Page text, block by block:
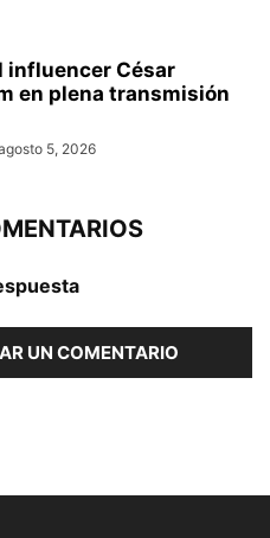
influencer César
en plena transmisión
5, 2026
UN COMENTARIO